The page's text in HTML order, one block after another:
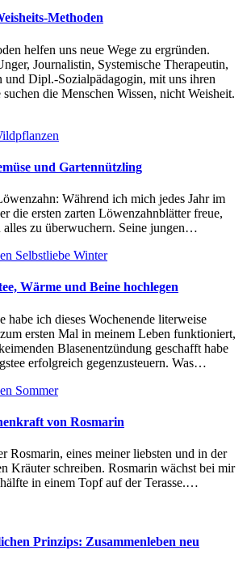
Methoden
Journalistin, Systemische Therapeutin,
und Dipl.-Sozialpädagogin, mit uns ihren
die Menschen Wissen, nicht Weisheit.
und Gartennützling
die ersten zarten Löwenzahnblätter freue,
alles zu überwuchern. Seine jungen…
Selbstliebe Winter
Wärme und Beine hochlegen
ersten Mal in meinem Leben funktioniert,
Blasenentzündung geschafft habe
erfolgreich gegenzusteuern. Was…
Sommer
von Rosmarin
Kräuter schreiben. Rosmarin wächst bei mir
in einem Topf auf der Terasse.…
Prinzips: Zusammenleben neu